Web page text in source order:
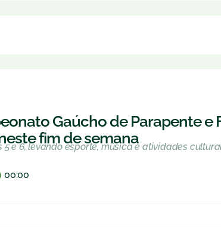
Gaúcho de Parapente e
fim de semana
e 6, levando esporte, música e atividades
00:00